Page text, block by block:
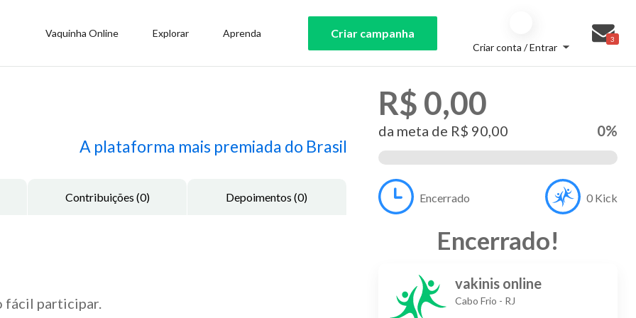
Vaquinha Online Explorar Aprenda Criar campanha
Criar conta / Entrar
3
A plataforma mais premiada do Brasil
Contribuições (0) Depoimentos (0)
fácil participar.
R$ 0,00
da meta de R$ 90,00 0%
Encerrado 0 Kick
Encerrado!
vakinis online
Cabo Frio - RJ